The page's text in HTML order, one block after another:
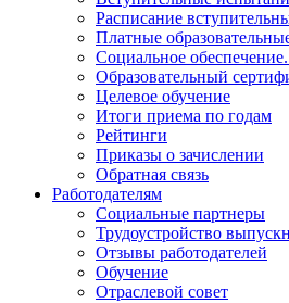
Расписание
Платные
Социальное
Образовательный
Целевое обучение
Итоги приема по годам
Рейтинги
Приказы о зачислении
Обратная связь
Работодателям
Социальные партнеры
Трудоустройство
Отзывы работодателей
Обучение
Отраслевой совет